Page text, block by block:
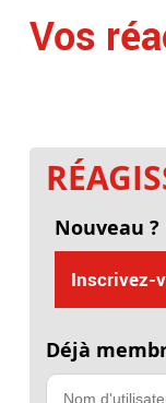
Vos
Nouveau ?
Inscrivez-
Déjà